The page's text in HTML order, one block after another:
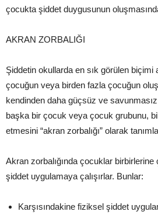
çocukta şiddet duygusunun
AKRAN ZORBALIĞI
Şiddetin okullarda en sık görülen biçimi
çocuğun veya birden fazla çocuğun
kendinden daha güçsüz ve
başka bir çocuk veya çocuk grubunu,
etmesini “akran zorbalığı” olarak
Akran zorbalığında çocuklar birbirlerine
şiddet uygulamaya çalışırlar. Bunlar:
Karşısındakine fiziksel şiddet